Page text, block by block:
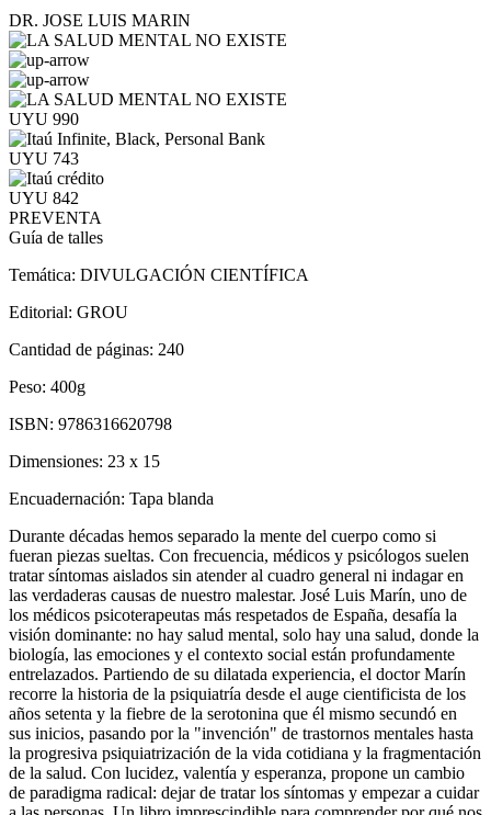
DR. JOSE LUIS MARIN
UYU 990
UYU 743
UYU 842
PREVENTA
Guía de talles
Temática: DIVULGACIÓN CIENTÍFICA
Editorial: GROU
Cantidad de páginas: 240
Peso: 400g
ISBN: 9786316620798
Dimensiones: 23 x 15
Encuadernación: Tapa blanda
Durante décadas hemos separado la mente del cuerpo como si
fueran piezas sueltas. Con frecuencia, médicos y psicólogos suelen
tratar síntomas aislados sin atender al cuadro general ni indagar en
las verdaderas causas de nuestro malestar. José Luis Marín, uno de
los médicos psicoterapeutas más respetados de España, desafía la
visión dominante: no hay salud mental, solo hay una salud, donde la
biología, las emociones y el contexto social están profundamente
entrelazados. Partiendo de su dilatada experiencia, el doctor Marín
recorre la historia de la psiquiatría desde el auge cientificista de los
años setenta y la fiebre de la serotonina que él mismo secundó en
sus inicios, pasando por la "invención" de trastornos mentales hasta
la progresiva psiquiatrización de la vida cotidiana y la fragmentación
de la salud. Con lucidez, valentía y esperanza, propone un cambio
de paradigma radical: dejar de tratar los síntomas y empezar a cuidar